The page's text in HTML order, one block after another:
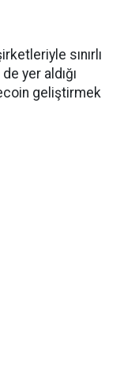
sınırlı
yer aldığı
geliştirmek